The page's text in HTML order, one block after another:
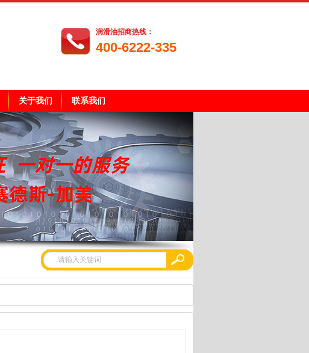
润滑油招商热线：
400-6222-335
关于我们 联系我们